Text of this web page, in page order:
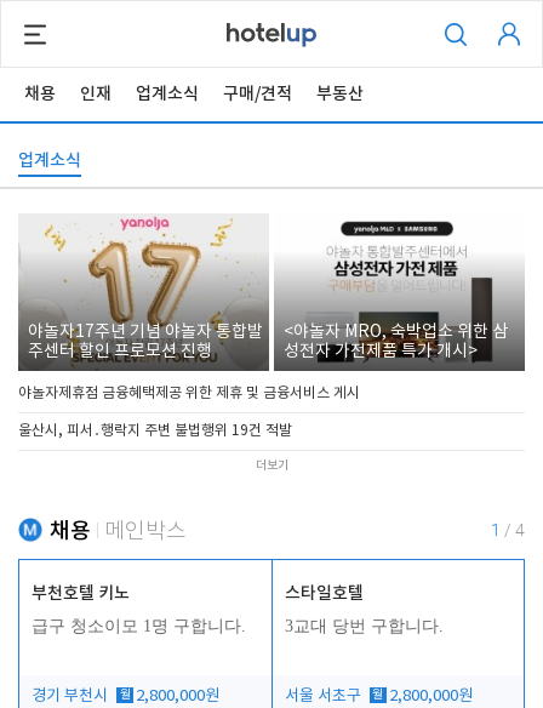
채용 인재 업계소식 구매/견적 부동산
업계소식
야놀자17주년 기념 야놀자 통합발
주센터 할인 프로모션 진행
<야놀자 MRO, 숙박업소 위한 삼
성전자 가전제품 특가 개시>
야놀자제휴점 금융혜택제공 위한 제휴 및 금융서비스 게시
울산시, 피서․행락지 주변 불법행위 19건 적발
더보기
채용 메인박스 1 / 4
부천호텔 키노
급구 청소이모 1명 구합니다.
경기 부천시 월 2,800,000원
스타일호텔
3교대 당번 구합니다.
서울 서초구 월 2,800,000원